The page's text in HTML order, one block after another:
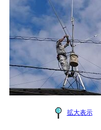
拡大表示